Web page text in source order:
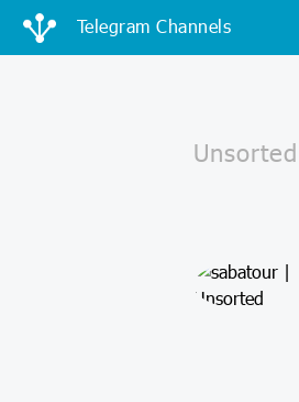
Telegram Channels